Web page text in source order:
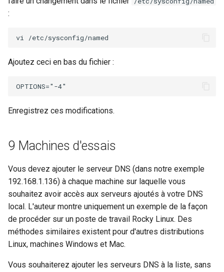
:
Ajoutez ceci en bas du fichier :
Enregistrez ces modifications.
9 Machines d'essais
Vous devez ajouter le serveur DNS (dans notre exemple
192.168.1.136) à chaque machine sur laquelle vous
souhaitez avoir accès aux serveurs ajoutés à votre DNS
local. L'auteur montre uniquement un exemple de la façon
de procéder sur un poste de travail Rocky Linux. Des
méthodes similaires existent pour d'autres distributions
Linux, machines Windows et Mac.
Vous souhaiterez ajouter les serveurs DNS à la liste, sans